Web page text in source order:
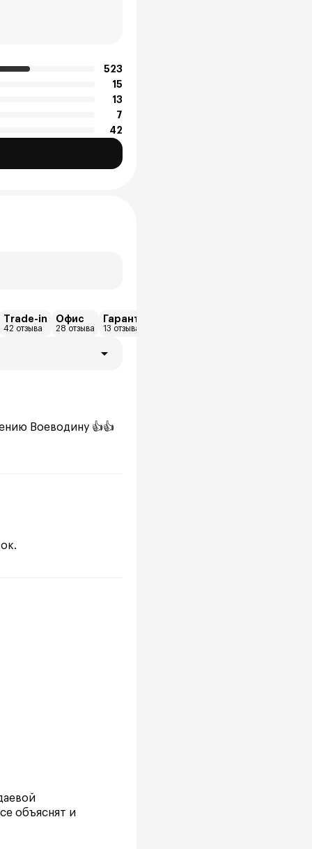
523
15
13
7
42
Trade-in
42 отзыва
Офис
28 отзыва
Гарантия
13 отзыва
Воеводину 👍👍
объяснят и